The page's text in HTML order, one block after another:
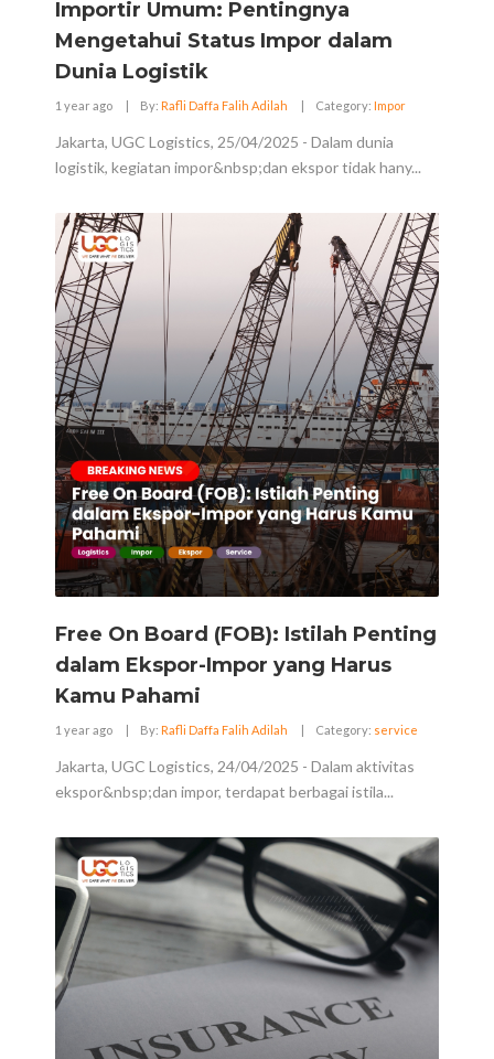
Importir Umum: Pentingnya
Mengetahui Status Impor dalam
Dunia Logistik
1 year ago | By: Rafli Daffa Falih Adilah | Category: Impor
Jakarta, UGC Logistics, 25/04/2025 - Dalam dunia
logistik, kegiatan impor&nbsp;dan ekspor tidak hany...
Free On Board (FOB): Istilah Penting
dalam Ekspor-Impor yang Harus
Kamu Pahami
1 year ago | By: Rafli Daffa Falih Adilah | Category: service
Jakarta, UGC Logistics, 24/04/2025 - Dalam aktivitas
ekspor&nbsp;dan impor, terdapat berbagai istila...